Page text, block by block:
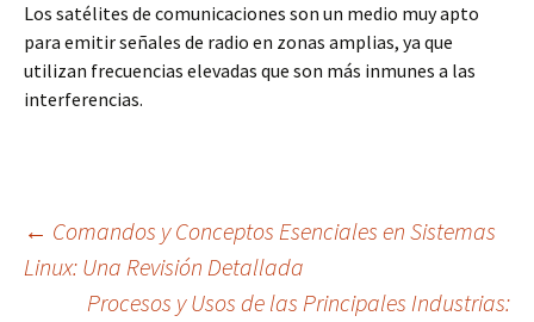
Los satélites de comunicaciones son un medio muy apto
para emitir señales de radio en zonas amplias, ya que
utilizan frecuencias elevadas que son más inmunes a las
interferencias.
Navegación
← Comandos y Conceptos Esenciales en Sistemas
Linux: Una Revisión Detallada
Procesos y Usos de las Principales Industrias: